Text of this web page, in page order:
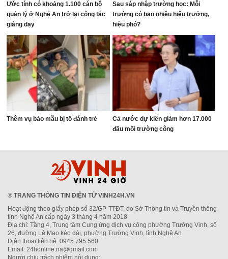
Ước tính có khoảng 1.100 cán bộ
quản lý ở Nghệ An trở lại công tác
giảng dạy
Sau sáp nhập trường học: Mỗi
trường có bao nhiêu hiệu trưởng,
hiệu phó?
Thêm vụ bảo mẫu bị tố đánh trẻ
Cả nước dự kiến giảm hơn 17.000
đầu mối trường công
® TRANG THÔNG TIN ĐIỆN TỬ VINH24H.VN
Hoạt động theo giấy phép số 32/GP-TTĐT, do Sở Thông tin và Truyền thông
tỉnh Nghệ An cấp ngày 3 tháng 4 năm 2018
Địa chỉ: Tầng 4, Trung tâm Cung ứng dịch vụ công phường Trường Vinh, số
26, đường Lê Mao kéo dài, phường Trường Vinh, tỉnh Nghệ An
Điện thoại liên hệ: 0945.795.560
Email: 24honline.na@gmail.com
Người chịu trách nhiệm nội dung: